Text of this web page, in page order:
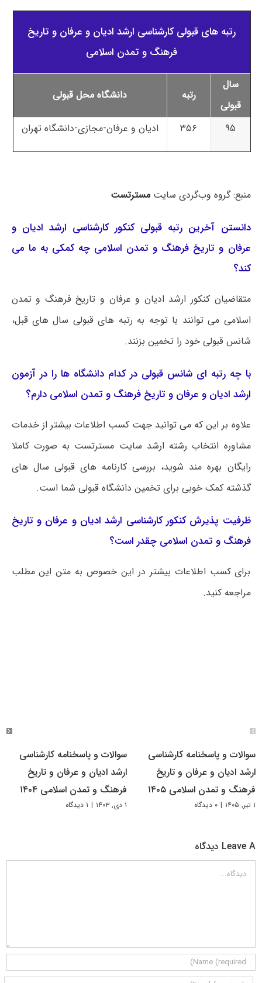
رتبه های قبولی کارشناسی ارشد ادیان و عرفان و تاریخ
فرهنگ و تمدن اسلامی
سال
قبولی
رتبه دانشگاه محل قبولی
۹۵ ۳۵۶ ادیان و عرفان-مجازی-دانشگاه تهران
منبع: گروه وب‌گردی سایتمسترتست
دانستن آخرین رتبه قبولی کنکور کارشناسی ارشد ادیان و
عرفان و تاریخ فرهنگ و تمدن اسلامی چه کمکی به ما می
کند؟
متقاضیان کنکور ارشد ادیان و عرفان و تاریخ فرهنگ و تمدن
اسلامی می توانند با توجه به رتبه های قبولی سال های قبل،
شانس قبولی خود را تخمین بزنند.
با چه رتبه ای شانس قبولی در کدام دانشگاه ها را در آزمون
ارشد ادیان و عرفان و تاریخ فرهنگ و تمدن اسلامی دارم؟
علاوه بر این که می توانید جهت کسب اطلاعات بیشتر از خدمات
مشاوره انتخاب رشته ارشد سایت مسترتست به صورت کاملا
رایگان بهره مند شوید، بررسی کارنامه های قبولی سال های
گذشته کمک خوبی برای تخمین دانشگاه قبولی شما است.
ظرفیت پذیرش کنکور کارشناسی ارشد ادیان و عرفان و تاریخ
فرهنگ و تمدن اسلامی چقدر است؟
برای کسب اطلاعات بیشتر در این خصوص به متن این مطلب
مراجعه کنید.
سوالات و پاسخنامه کارشناسی
ارشد ادیان و عرفان و تاریخ
فرهنگ و تمدن اسلامی ۱۴۰۵
۱ تیر, ۱۴۰۵ | ۰ دیدگاه
سوالات و پاسخنامه کارشناسی
ارشد ادیان و عرفان و تاریخ
فرهنگ و تمدن اسلامی ۱۴۰۴
۱ دی, ۱۴۰۳ | ۱ دیدگاه
Leave A دیدگاه
دیدگاه